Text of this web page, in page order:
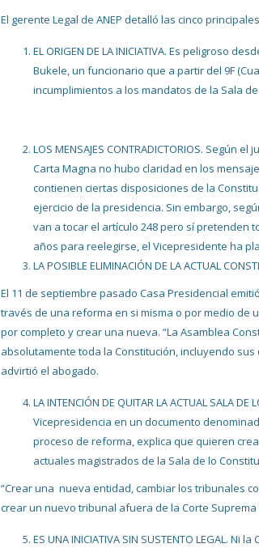
El gerente Legal de ANEP detalló las cinco
EL ORIGEN DE LA INICIATIVA. Es peligroso
Bukele, un funcionario que a partir del 9F
incumplimientos a los mandatos de la Sala
LOS MENSAJES CONTRADICTORIOS.
Carta Magna no hubo claridad en los
contienen ciertas disposiciones de la
ejercicio de la presidencia. Sin embargo,
van a tocar el artículo 248 pero sí pretenden
años para reelegirse, el Vicepresidente ha
LA POSIBLE ELIMINACIÓN DE LA ACTUAL
El 11 de septiembre pasado Casa Presidencial
través de una reforma en si misma o por medio de
por completo y crear una nueva. “La Asamblea
absolutamente toda la Constitución, incluyendo
advirtió el abogado.
LA INTENCIÓN DE QUITAR LA ACTUAL SALA DE
Vicepresidencia en un documento
proceso de reforma, explica que quieren
actuales magistrados de la Sala de lo
“Crear una nueva entidad, cambiar los tribunales
crear un nuevo tribunal afuera de la Corte Suprema
ES UNA INICIATIVA SIN SUSTENTO LEGAL.